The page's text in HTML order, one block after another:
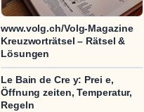
www.volg.ch/Volg-Magazine
Kreuzworträtsel – Rätsel &
Lösungen
Le Bain de Cre y: Prei e,
Öffnung zeiten, Temperatur,
Regeln